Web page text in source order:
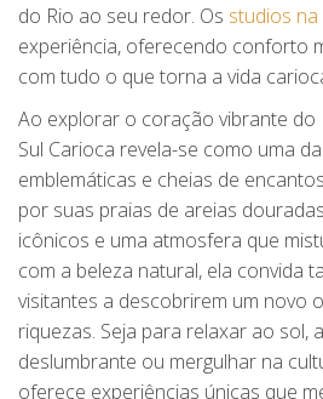
do Rio ao seu redor. Os studios na
experiência, oferecendo conforto
com tudo o que torna a vida
Ao explorar o coração vibrante do
Sul Carioca revela-se como uma
emblemáticas e cheias de
por suas praias de areias
icônicos e uma atmosfera que
com a beleza natural, ela convida
visitantes a descobrirem um novo
riquezas. Seja para relaxar ao sol,
deslumbrante ou mergulhar na
oferece experiências únicas que